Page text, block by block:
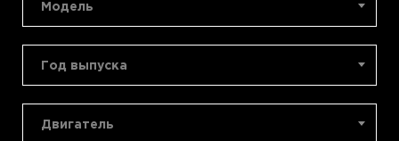
Модель
Год выпуска
Двигатель